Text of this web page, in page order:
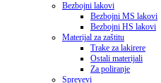
Bezbojni lakovi
Bezbojni MS lakovi
Bezbojni HS lakovi
Materijal za zaštitu
Trake za lakirere
Ostali materijali
Za poliranje
Spreyevi